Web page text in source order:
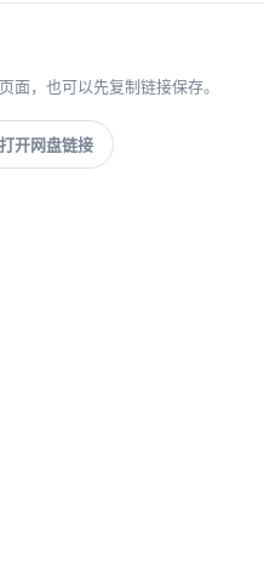
面，也可以先复制链接保存。
打开网盘链接